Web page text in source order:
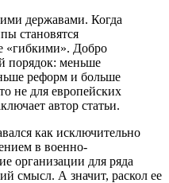
державами. Когда
становятся
«гибкими». Добро
порядок: меньше
реформ и больше
не для европейских
автор статьи.
как исключительно
в военно-
организации для ряда
смысл. А значит, раскол ее